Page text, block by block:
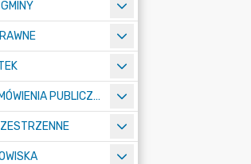
PRZETARGI I ZAMÓWIENIA PUBLICZNE